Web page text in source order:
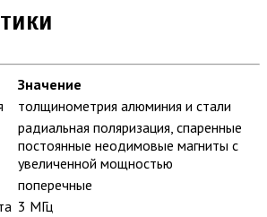
Значение
толщинометрия алюминия и стали
радиальная поляризация, спаренные
постоянные неодимовые магниты с
увеличенной мощностью
поперечные
3 МГц